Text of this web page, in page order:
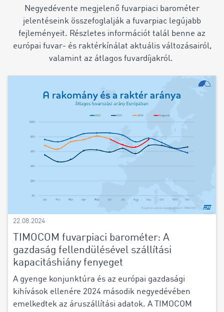
Negyedévente megjelenő fuvarpiaci barométer
jelentéseink összefoglalják a fuvarpiac legújabb
fejleményeit. Részletes információt talál benne az
európai fuvar- és raktérkínálat aktuális változásairól,
valamint az átlagos fuvardíjakról.
22.08.2024
TIMOCOM fuvarpiaci barométer: A
gazdaság fellendülésével szállítási
kapacitáshiány fenyeget
A gyenge konjunktúra és az európai gazdasági
kihívások ellenére 2024 második negyedévében
emelkedtek az áruszállítási adatok. A TIMOCOM